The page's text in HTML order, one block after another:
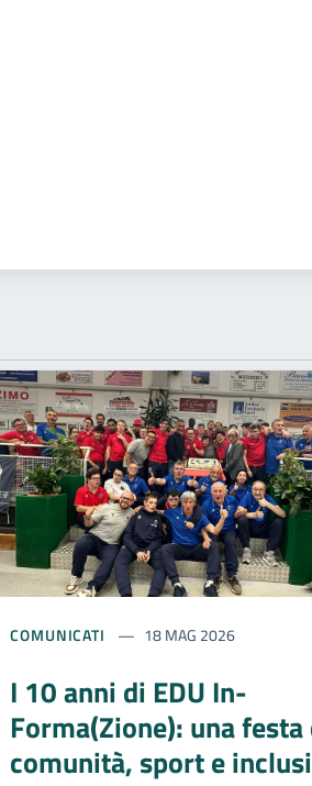
COMUNICATI 18 MAG 2026
I 10 anni di EDU In-
Forma(Zione): una festa
comunità, sport e